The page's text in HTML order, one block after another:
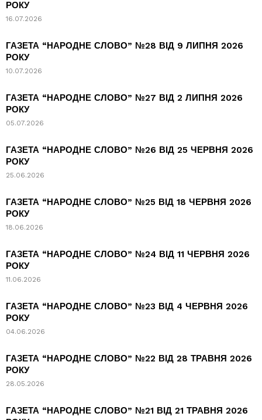
РОКУ
16.07.2026
ГАЗЕТА “НАРОДНЕ СЛОВО” №28 ВІД 9 ЛИПНЯ 2026
РОКУ
10.07.2026
ГАЗЕТА “НАРОДНЕ СЛОВО” №27 ВІД 2 ЛИПНЯ 2026
РОКУ
05.07.2026
ГАЗЕТА “НАРОДНЕ СЛОВО” №26 ВІД 25 ЧЕРВНЯ 2026
РОКУ
25.06.2026
ГАЗЕТА “НАРОДНЕ СЛОВО” №25 ВІД 18 ЧЕРВНЯ 2026
РОКУ
18.06.2026
ГАЗЕТА “НАРОДНЕ СЛОВО” №24 ВІД 11 ЧЕРВНЯ 2026
РОКУ
11.06.2026
ГАЗЕТА “НАРОДНЕ СЛОВО” №23 ВІД 4 ЧЕРВНЯ 2026
РОКУ
04.06.2026
ГАЗЕТА “НАРОДНЕ СЛОВО” №22 ВІД 28 ТРАВНЯ 2026
РОКУ
28.05.2026
ГАЗЕТА “НАРОДНЕ СЛОВО” №21 ВІД 21 ТРАВНЯ 2026